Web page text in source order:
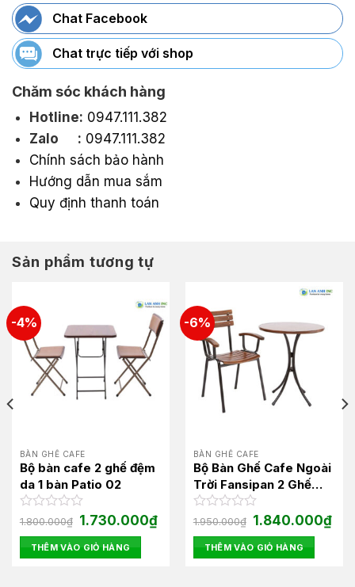
Chat Facebook
Chat trực tiếp với shop
Chăm sóc khách hàng
Hotline: 0947.111.382
Zalo : 0947.111.382
Chính sách bảo hành
Hướng dẫn mua sắm
Quy định thanh toán
Sản phẩm tương tự
-4%
BÀN GHẾ CAFE
Bộ bàn cafe 2 ghế đệm
da 1 bàn Patio 02
Được
hạng
0
1.800.000₫ Giá
gốc
là:
1.800.000₫.
1.730.000₫Giá
hiện
1.730.000₫.
THÊM VÀO GIỎ HÀNG
-6%
BÀN GHẾ CAFE
Bộ Bàn Ghế Cafe Ngoài
Trời Fansipan 2 Ghế
Moon01 1 Bàn Moon01
Được
hạng
0
1.950.000₫ Giá
gốc
là:
1.950.000₫.
1.840.000₫Giá
hiện
THÊM VÀO GIỎ HÀNG